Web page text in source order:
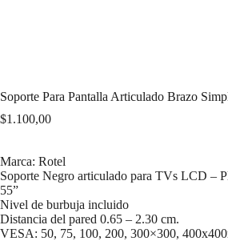
Soporte Para Pantalla Articulado Brazo
$1.100,00
Marca: Rotel
Soporte Negro articulado para TVs LCD –
55”
Nivel de burbuja incluido
Distancia del pared 0.65 – 2.30 cm.
VESA: 50, 75, 100, 200, 300×300,